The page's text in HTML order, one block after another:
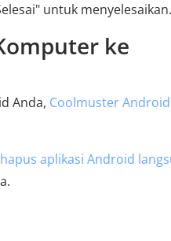
untuk menyelesaikan.
ke
Anda, Coolmuster Android
aplikasi Android